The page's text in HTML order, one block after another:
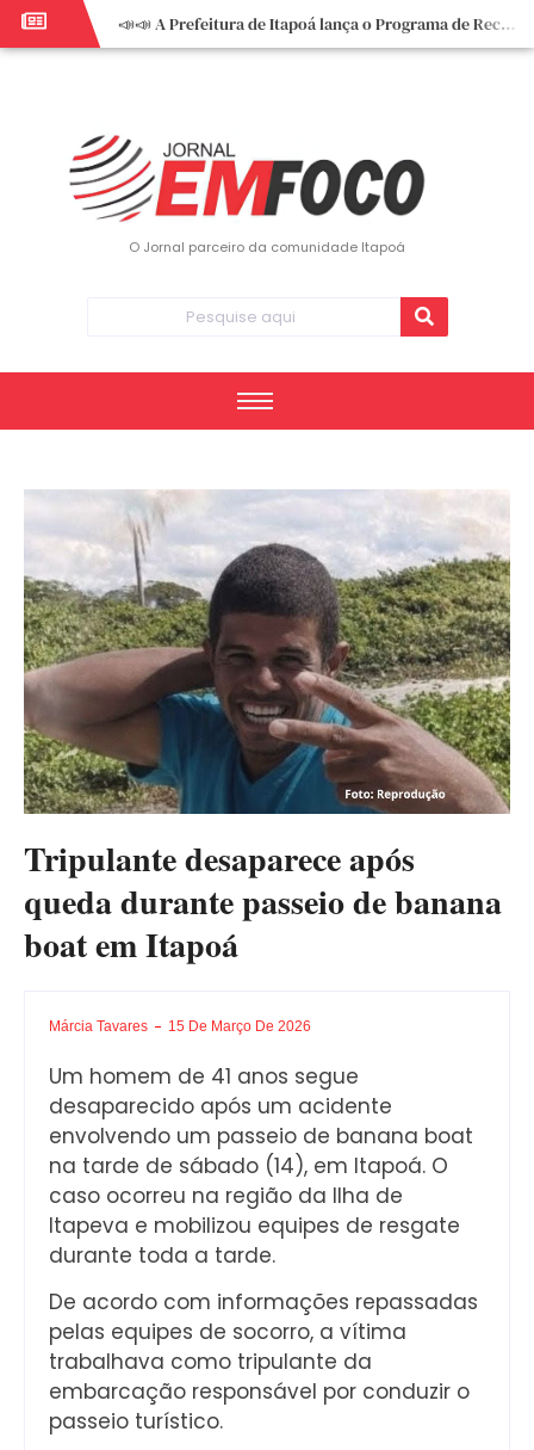
📣📣 A Prefeitura de Itapoá lança o Programa de Recuperação Fiscal (REFIS).
📢 Empreendedor do turismo, esta oportunidade é para você! Itapoá – SC.
O Jornal parceiro da comunidade Itapoá
Tripulante desaparece após
queda durante passeio de banana
boat em Itapoá
Márcia Tavares 15 De Março De 2026
Um homem de 41 anos segue
desaparecido após um acidente
envolvendo um passeio de banana boat
na tarde de sábado (14), em Itapoá. O
caso ocorreu na região da Ilha de
Itapeva e mobilizou equipes de resgate
durante toda a tarde.
De acordo com informações repassadas
pelas equipes de socorro, a vítima
trabalhava como tripulante da
embarcação responsável por conduzir o
passeio turístico.